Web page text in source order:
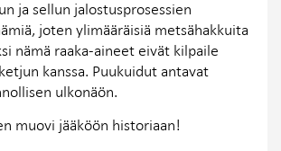
ja sellun jalostusprosessien
joten ylimääräisiä metsähakkuita
nämä raaka-aineet eivät kilpaile
kanssa. Puukuidut antavat
ulkonäön.
muovi jääköön historiaan!